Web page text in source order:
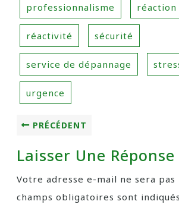
professionnalisme
réactivité sécurité
service de dépannage
urgence
PRÉCÉDENT
Laisser Une Réponse
Votre adresse e-mail ne sera pas
champs obligatoires sont